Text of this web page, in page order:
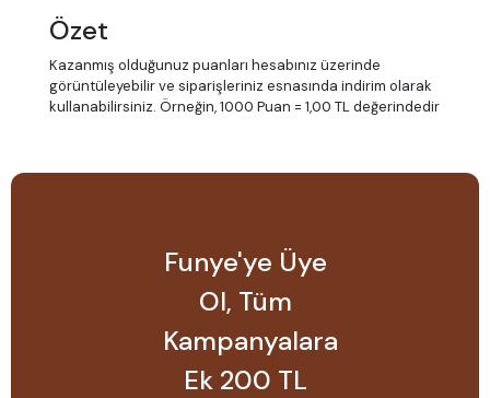
Özet
Kazanmış olduğunuz puanları hesabınız üzerinde
görüntüleyebilir ve siparişleriniz esnasında indirim olarak
kullanabilirsiniz. Örneğin, 1000 Puan = 1,00 TL değerindedir
Funye'ye Üye
Ol, Tüm
Kampanyalara
Ek 200 TL